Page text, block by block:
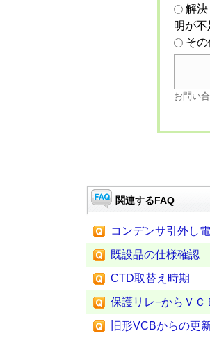
解
明が
そ
お問い
関連するFAQ
コンデンサ引外し
既設品の仕様確認
CTD取替え時期
保護リレ−からＶＣ
旧形VCBからの更